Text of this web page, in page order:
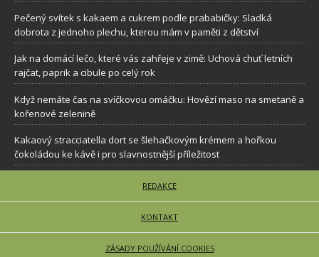
Pečený svítek s kakaem a cukrem podle prababičky: Sladká
dobrota z jednoho plechu, kterou mám v paměti z dětství
Jak na domácí lečo, které vás zahřeje v zimě: Uchová chuť letních
rajčat, paprik a cibule po celý rok
Když nemáte čas na svíčkovou omáčku: Hovězí maso na smetaně a
kořenové zelenině
Kakaový stracciatella dort se šlehačkovým krémem a hořkou
čokoládou ke kávě i pro slavnostnější příležitost
REDAKCE
KONTAKT
ZÁSADY POUŽÍVÁNÍ COOKIES